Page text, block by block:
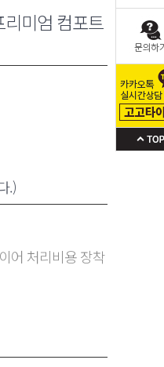
미엄 컴포트
.)
어 처리비용 장착